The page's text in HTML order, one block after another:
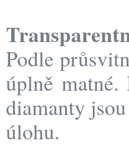
Podle
úplně
diamanty
úlohu.